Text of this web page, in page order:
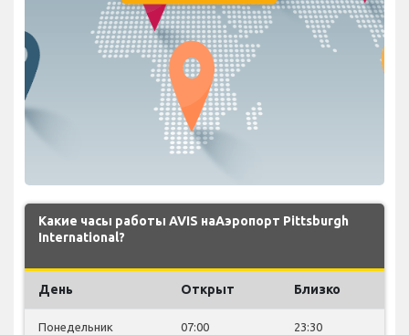
Какие часы работы AVIS наАэропорт Pittsburgh
International?
День Открыт Близко
Понедельник 07:00 23:30